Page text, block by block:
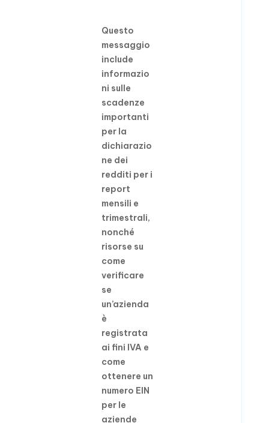
Questo
messaggio
include
informazio
ni sulle
scadenze
importanti
per la
dichiarazio
ne dei
redditi per i
report
mensili e
trimestrali,
nonché
risorse su
come
verificare
se
un’azienda
è
registrata
ai fini IVA e
come
ottenere un
numero EIN
per le
aziende